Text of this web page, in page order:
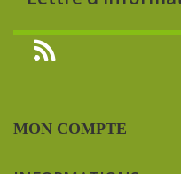
MON COMPTE